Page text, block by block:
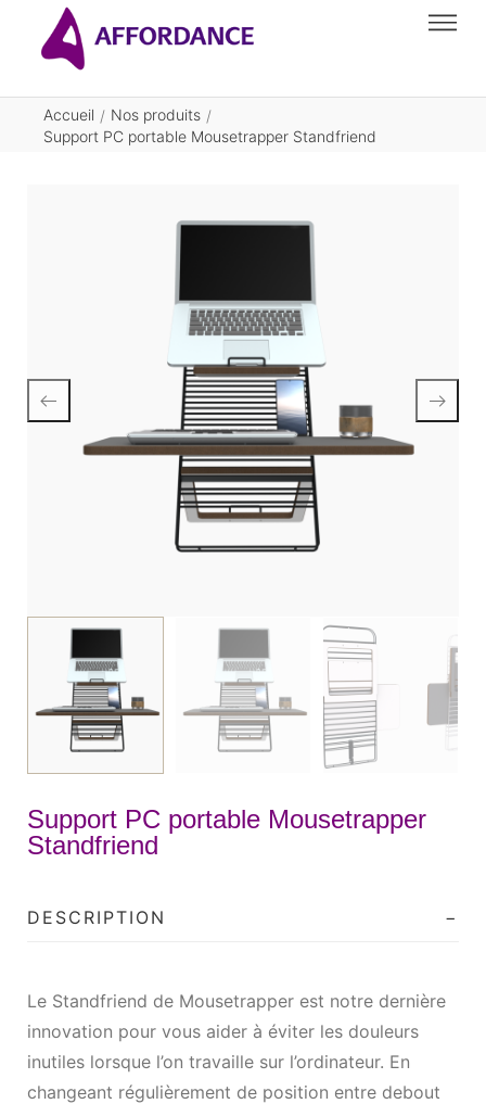
Accueil / Nos produits /
Support PC portable Mousetrapper Standfriend
Support PC portable Mousetrapper
Standfriend
DESCRIPTION
Le Standfriend de Mousetrapper est notre dernière
innovation pour vous aider à éviter les douleurs
inutiles lorsque l’on travaille sur l’ordinateur. En
changeant régulièrement de position entre debout